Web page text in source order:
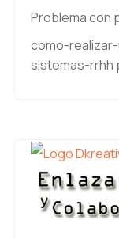
Problema con
como-
sistemas-rrhh